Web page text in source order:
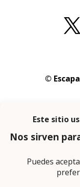
©
En calidad
ingresos